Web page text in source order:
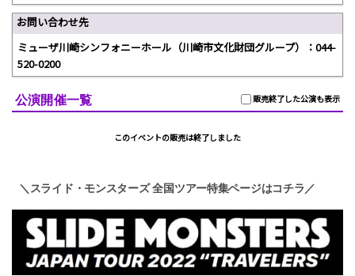
お問い合わせ先
ミューザ川崎シンフォニーホール（川崎市文化財団グループ）：044-
520-0200
販売終了した公演も表示
公演開催一覧
このイベントの販売は終了しました
＼スライド・モンスターズ 全国ツアー特集ページはコチラ／